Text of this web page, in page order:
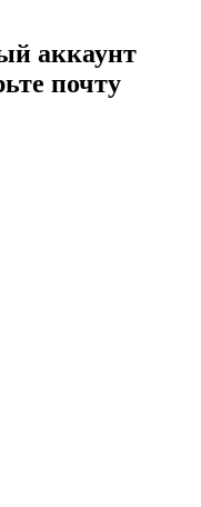
аккаунт
почту